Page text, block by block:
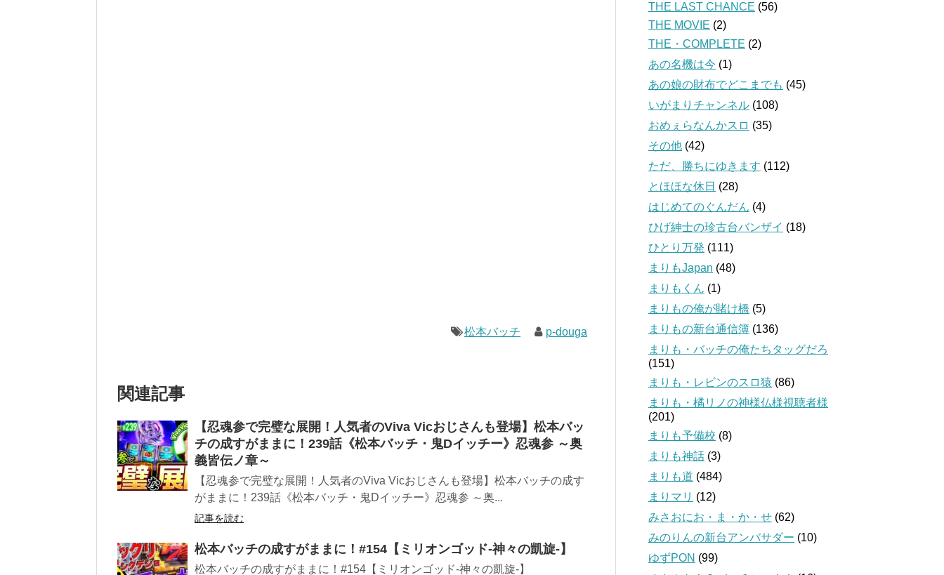
松本バッチ p-douga
関連記事
【忍魂参で完璧な展開！人気者のViva Vicおじさんも登場】松本バッ
チの成すがままに！239話《松本バッチ・鬼Dイッチー》忍魂参 ～奥
義皆伝ノ章～
【忍魂参で完璧な展開！人気者のViva Vicおじさんも登場】松本バッチの成す
がままに！239話《松本バッチ・鬼Dイッチー》忍魂参 ～奥...
記事を読む
松本バッチの成すがままに！#154【ミリオンゴッド-神々の凱旋-】
松本バッチの成すがままに！#154【ミリオンゴッド-神々の凱旋-】
THE LAST CHANCE (56)
THE MOVIE (2)
THE・COMPLETE (2)
あの名機は今 (1)
あの娘の財布でどこまでも (45)
いがまりチャンネル (108)
おめぇらなんかスロ (35)
その他 (42)
ただ、勝ちにゆきます (112)
とほほな休日 (28)
はじめてのぐんだん (4)
ひげ紳士の珍古台バンザイ (18)
ひとり万発 (111)
まりもJapan (48)
まりもくん (1)
まりもの俺が賭け橋 (5)
まりもの新台通信簿 (136)
まりも・バッチの俺たちタッグだろ
(151)
まりも・レビンのスロ猿 (86)
まりも・橘リノの神様仏様視聴者様
(201)
まりも予備校 (8)
まりも神話 (3)
まりも道 (484)
まりマリ (12)
みさおにお・ま・か・せ (62)
みのりんの新台アンバサダー (10)
ゆずPON (99)